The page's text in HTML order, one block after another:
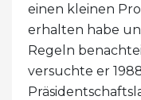
einen kleinen
erhalten habe
Regeln
versuchte er